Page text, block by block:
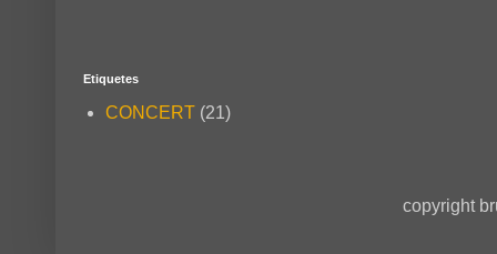
Etiquetes
CONCERT (21)
copyright